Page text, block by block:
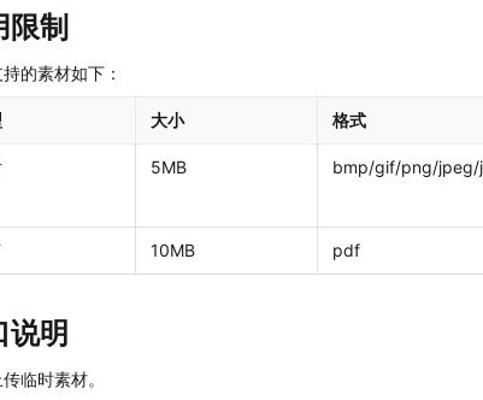
限制
的素材如下：
大小 格式
5MB bmp/gif/png/jpeg/
10MB pdf
说明
临时素材。